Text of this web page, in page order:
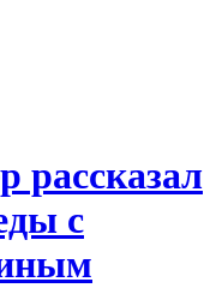
рассказал
с